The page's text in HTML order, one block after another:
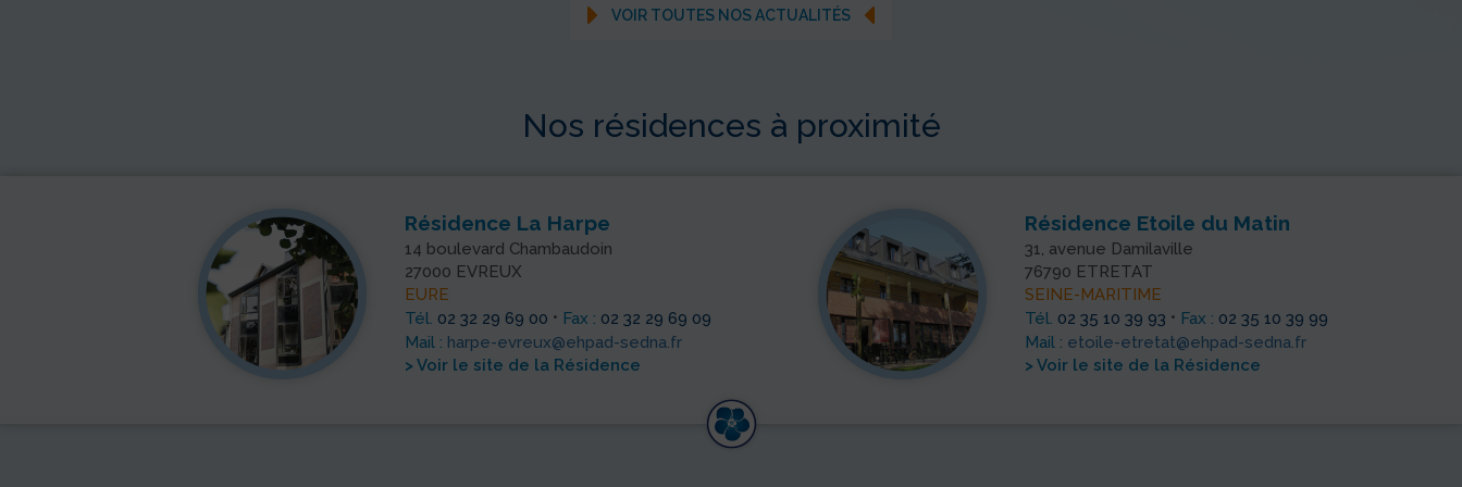
VOIR TOUTES NOS ACTUALITÉS
Nos résidences à proximité
Résidence La Harpe
14 boulevard Chambaudoin
27000 EVREUX
EURE
Tél.
02 32 29 69 00 •Fax : 02 32 29 69 09
Mail :
harpe-evreux@ehpad-sedna.fr
> Voir le site de la Résidence
Résidence Etoile du Matin
31, avenue Damilaville
76790 ETRETAT
SEINE-MARITIME
Tél.
02 35 10 39 93• Fax : 02 35 10 39 99
Mail :
etoile-etretat@ehpad-sedna.fr
> Voir le site de la Résidence